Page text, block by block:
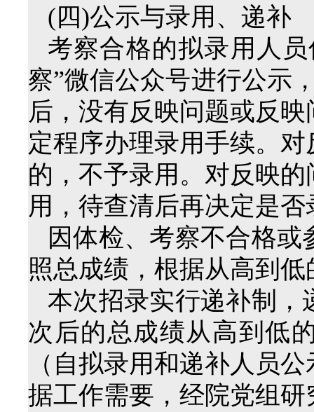
(四)公示与录用、递补
考察合格的拟录用人
察”微信公众号进行公示
后，没有反映问题或反
定程序办理录用手续。
的，不予录用。对反映
用，待查清后再决定是否
因体检、考察不合格
照总成绩，根据从高到
本次招录实行递补制，
次后的总成绩从高到低
（自拟录用和递补人员
据工作需要，经院党组